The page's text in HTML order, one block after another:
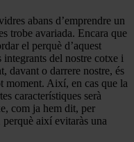
abans d’emprendre un
trobe avariada. Encara que
el perquè d’aquest
del nostre cotxe i
davant o darrere nostre, és
moment. Així, en cas que la
característiques serà
com ja hem dit, per
així evitaràs una